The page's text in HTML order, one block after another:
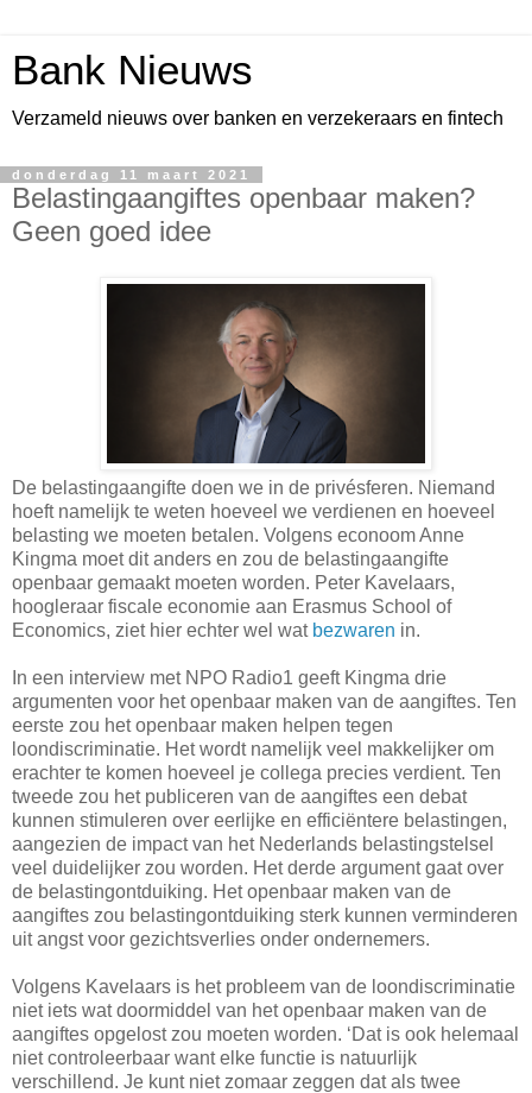
Bank Nieuws
Verzameld nieuws over banken en verzekeraars en fintech
donderdag 11 maart 2021
Belastingaangiftes openbaar maken?
Geen goed idee
De belastingaangifte doen we in de privésferen. Niemand
hoeft namelijk te weten hoeveel we verdienen en hoeveel
belasting we moeten betalen. Volgens econoom Anne
Kingma moet dit anders en zou de belastingaangifte
openbaar gemaakt moeten worden. Peter Kavelaars,
hoogleraar fiscale economie aan Erasmus School of
Economics, ziet hier echter wel wat bezwaren in.
In een interview met NPO Radio1 geeft Kingma drie
argumenten voor het openbaar maken van de aangiftes. Ten
eerste zou het openbaar maken helpen tegen
loondiscriminatie. Het wordt namelijk veel makkelijker om
erachter te komen hoeveel je collega precies verdient. Ten
tweede zou het publiceren van de aangiftes een debat
kunnen stimuleren over eerlijke en efficiëntere belastingen,
aangezien de impact van het Nederlands belastingstelsel
veel duidelijker zou worden. Het derde argument gaat over
de belastingontduiking. Het openbaar maken van de
aangiftes zou belastingontduiking sterk kunnen verminderen
uit angst voor gezichtsverlies onder ondernemers.
Volgens Kavelaars is het probleem van de loondiscriminatie
niet iets wat doormiddel van het openbaar maken van de
aangiftes opgelost zou moeten worden. ‘Dat is ook helemaal
niet controleerbaar want elke functie is natuurlijk
verschillend. Je kunt niet zomaar zeggen dat als twee